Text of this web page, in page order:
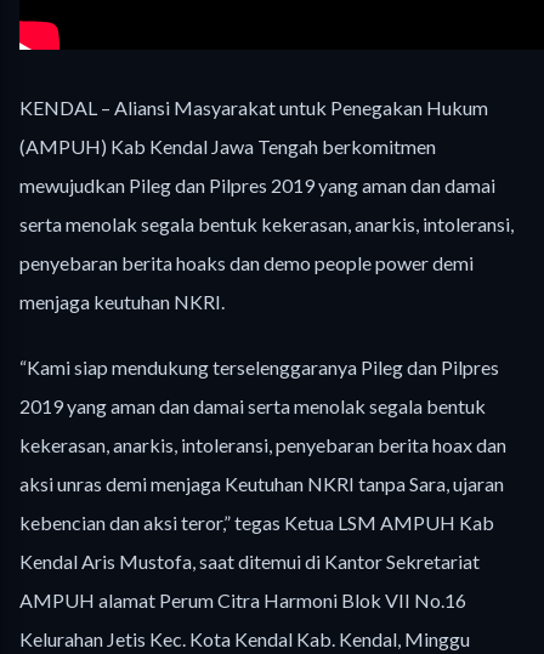
KENDAL – Aliansi Masyarakat untuk Penegakan Hukum
(AMPUH) Kab Kendal Jawa Tengah berkomitmen
mewujudkan Pileg dan Pilpres 2019 yang aman dan damai
serta menolak segala bentuk kekerasan, anarkis, intoleransi,
penyebaran berita hoaks dan demo people power demi
menjaga keutuhan NKRI.
“Kami siap mendukung terselenggaranya Pileg dan Pilpres
2019 yang aman dan damai serta menolak segala bentuk
kekerasan, anarkis, intoleransi, penyebaran berita hoax dan
aksi unras demi menjaga Keutuhan NKRI tanpa Sara, ujaran
kebencian dan aksi teror,” tegas Ketua LSM AMPUH Kab
Kendal Aris Mustofa, saat ditemui di Kantor Sekretariat
AMPUH alamat Perum Citra Harmoni Blok VII No.16
Kelurahan Jetis Kec. Kota Kendal Kab. Kendal, Minggu